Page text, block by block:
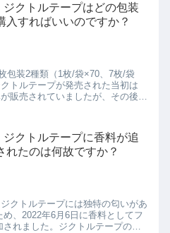
ジクトルテープはどの包装
入すればいいのですか？
包装2種類（1枚/袋×70、7枚/袋
トルテープが発売された当初は
販売されていましたが、その後、
ジクトルテープに香料が追
れたのは何故ですか？
クトルテープには独特の匂いがあ
、2022年6月6日に香料としてフ
れました。ジクトルテープのに